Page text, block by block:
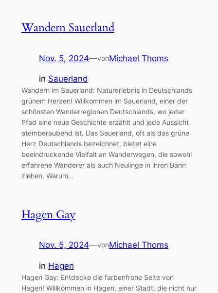
Wandern Sauerland
Nov. 5, 2024—vonMichael Thoms
in Sauerland
Wandern im Sauerland: Naturerlebnis in Deutschlands
grünem Herzen! Willkommen im Sauerland, einer der
schönsten Wanderregionen Deutschlands, wo jeder
Pfad eine neue Geschichte erzählt und jede Aussicht
atemberaubend ist. Das Sauerland, oft als das grüne
Herz Deutschlands bezeichnet, bietet eine
beeindruckende Vielfalt an Wanderwegen, die sowohl
erfahrene Wanderer als auch Neulinge in ihren Bann
ziehen. Warum…
Hagen Gay
Nov. 5, 2024—vonMichael Thoms
in Hagen
Hagen Gay: Entdecke die farbenfrohe Seite von
Hagen! Willkommen in Hagen, einer Stadt, die nicht nur